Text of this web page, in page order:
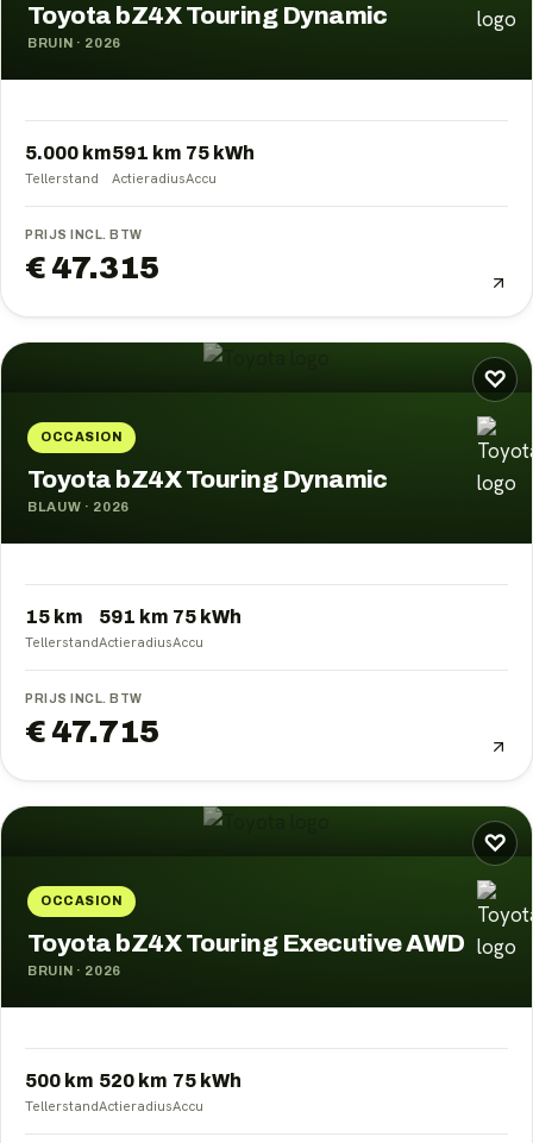
Toyota bZ4X Touring Dynamic
BRUIN · 2026
5.000 km
Tellerstand
591 km
Actieradius
75 kWh
Accu
PRIJS INCL. BTW
€ 47.315
♡
OCCASION
Toyota bZ4X Touring Dynamic
BLAUW · 2026
15 km
Tellerstand
591 km
Actieradius
75 kWh
Accu
PRIJS INCL. BTW
€ 47.715
♡
OCCASION
Toyota bZ4X Touring Executive AWD
BRUIN · 2026
500 km
Tellerstand
520 km
Actieradius
75 kWh
Accu